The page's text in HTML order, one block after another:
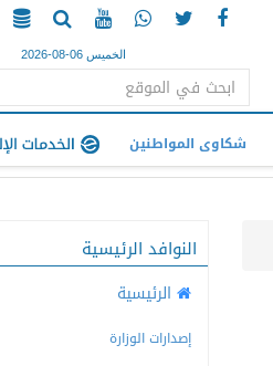
الخميس 06-08-2026
شكاوى المواطنين
النوافد الرئيسية
الرئيسية
إصدارات الوزارة